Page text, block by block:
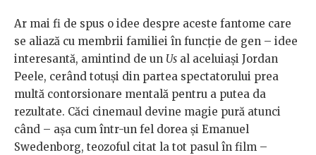
Ar mai fi de spus o idee despre aceste fantome care
se aliază cu membrii familiei în funcție de gen – idee
interesantă, amintind de un Us al aceluiași Jordan
Peele, cerând totuși din partea spectatorului prea
multă contorsionare mentală pentru a putea da
rezultate. Căci cinemaul devine magie pură atunci
când – așa cum într-un fel dorea și Emanuel
Swedenborg, teozoful citat la tot pasul în film –